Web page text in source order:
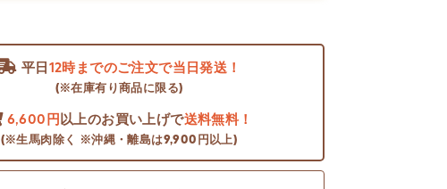
平日 12時までのご注文で当日発送！
(※在庫有り商品に限る)
6,600円以上のお買い上げで送料無料！
(※生馬肉除く ※沖縄・離島は9,900円以上)